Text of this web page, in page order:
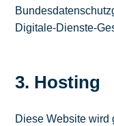
Digitale-Dienste-
3. Hosting
Diese Website wird